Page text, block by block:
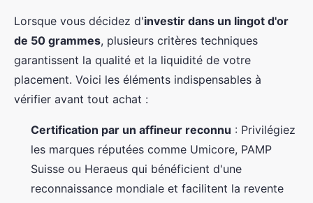
Lorsque vous décidez d'investir dans un lingot d'or
de 50 grammes, plusieurs critères techniques
garantissent la qualité et la liquidité de votre
placement. Voici les éléments indispensables à
vérifier avant tout achat :
Certification par un affineur reconnu : Privilégiez
les marques réputées comme Umicore, PAMP
Suisse ou Heraeus qui bénéficient d'une
reconnaissance mondiale et facilitent la revente